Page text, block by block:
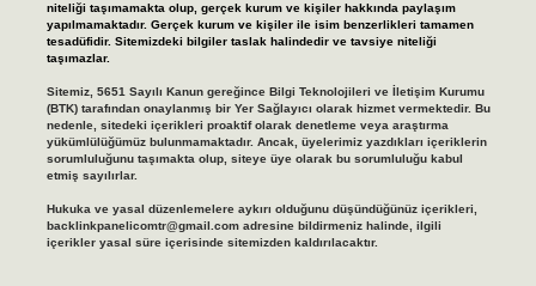
niteliği taşımamakta olup, gerçek kurum ve kişiler hakkında paylaşım
yapılmamaktadır. Gerçek kurum ve kişiler ile isim benzerlikleri tamamen
tesadüfidir. Sitemizdeki bilgiler taslak halindedir ve tavsiye niteliği
taşımazlar.
Sitemiz, 5651 Sayılı Kanun gereğince Bilgi Teknolojileri ve İletişim Kurumu
(BTK) tarafından onaylanmış bir Yer Sağlayıcı olarak hizmet vermektedir. Bu
nedenle, sitedeki içerikleri proaktif olarak denetleme veya araştırma
yükümlülüğümüz bulunmamaktadır. Ancak, üyelerimiz yazdıkları içeriklerin
sorumluluğunu taşımakta olup, siteye üye olarak bu sorumluluğu kabul
etmiş sayılırlar.
Hukuka ve yasal düzenlemelere aykırı olduğunu düşündüğünüz içerikleri,
backlinkpanelicomtr@gmail.comadresine bildirmeniz halinde, ilgili
içerikler yasal süre içerisinde sitemizden kaldırılacaktır.